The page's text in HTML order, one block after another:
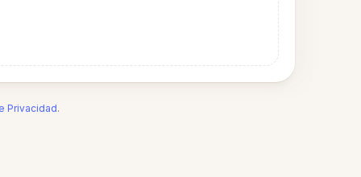
Privacidad.